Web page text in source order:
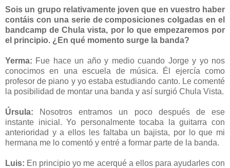
Sois un grupo relativamente joven que en vuestro haber
contáis con una serie de composiciones colgadas en el
bandcamp de Chula vista, por lo que empezaremos por
el principio. ¿En qué momento surge la banda?
Yerma: Fue hace un año y medio cuando Jorge y yo nos
conocimos en una escuela de música. Él ejercía como
profesor de piano y yo estaba estudiando canto. Le comenté
la posibilidad de montar una banda y así surgió Chula Vista.
Úrsula: Nosotros entramos un poco después de ese
instante inicial. Yo personalmente tocaba la guitarra con
anterioridad y a ellos les faltaba un bajista, por lo que mi
hermana me lo comentó y entré a formar parte de la banda.
Luis: En principio yo me acerqué a ellos para ayudarles con